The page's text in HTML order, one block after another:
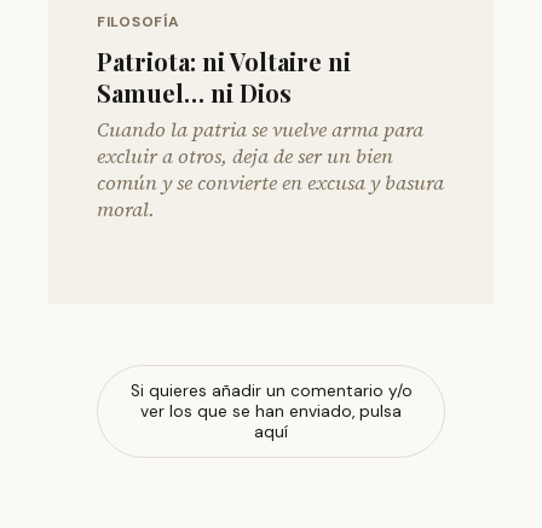
FILOSOFÍA
Patriota: ni Voltaire ni
Samuel… ni Dios
Cuando la patria se vuelve arma para
excluir a otros, deja de ser un bien
común y se convierte en excusa y basura
moral.
Si quieres añadir un comentario y/o
ver los que se han enviado, pulsa
aquí